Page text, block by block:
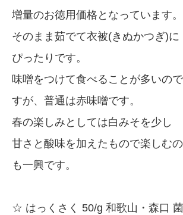
増量のお徳用価格となっています。
そのまま茹でて衣被(きぬかつぎ)に
ぴったりです。
味噌をつけて食べることが多いので
すが、普通は赤味噌です。
春の楽しみとしては白みそを少し
甘さと酸味を加えたもので楽しむの
も一興です。
☆ はっくさく 50/g 和歌山・森口